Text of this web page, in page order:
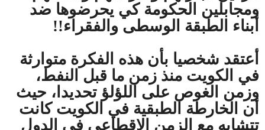
ومجابلين الحكومة كي يحرضوها ضد
أبناء الطبقة الوسطى والفقراء!!
أعتقد شخصيا بأن هذه الفكرة متوارثة
في الكويت منذ زمن ما قبل النفط،
وزمن الغوص على اللؤلؤ تحديدا، حيث
أن الخارطة الطبقية في الكويت كانت
تتشابه مع الزمن الإقطاعي في الدول